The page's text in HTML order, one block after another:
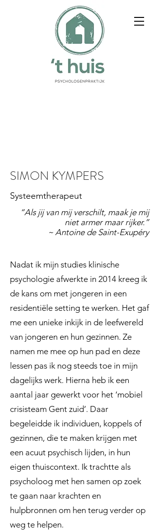
SIMON KYMPERS
Systeemtherapeut
“Als jij van mij verschilt, maak je mij
niet armer maar rijker.”
~ Antoine de Saint-Exupéry
Nadat ik mijn studies klinische
psychologie afwerkte in 2014 kreeg ik
de kans om met jongeren in een
residentiële setting te werken. Het gaf
me een unieke inkijk in de leefwereld
van jongeren en hun gezinnen. Ze
namen me mee op hun pad en deze
lessen pas ik nog steeds toe in mijn
dagelijks werk. Hierna heb ik een
aantal jaar gewerkt voor het ‘mobiel
crisisteam Gent zuid’. Daar
begeleidde ik individuen, koppels of
gezinnen, die te maken krijgen met
een acuut psychisch lijden, in hun
eigen thuiscontext. Ik trachtte als
psycholoog met hen samen op zoek
te gaan naar krachten en
hulpbronnen om hen terug verder op
weg te helpen.